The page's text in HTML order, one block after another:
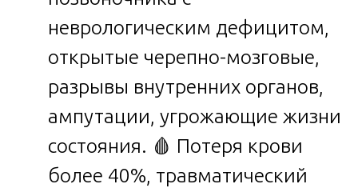
неврологическим дефицитом,
открытые черепно-мозговые,
разрывы внутренних органов,
ампутации, угрожающие жизни
состояния. 🩸 Потеря крови
более 40%, травматический